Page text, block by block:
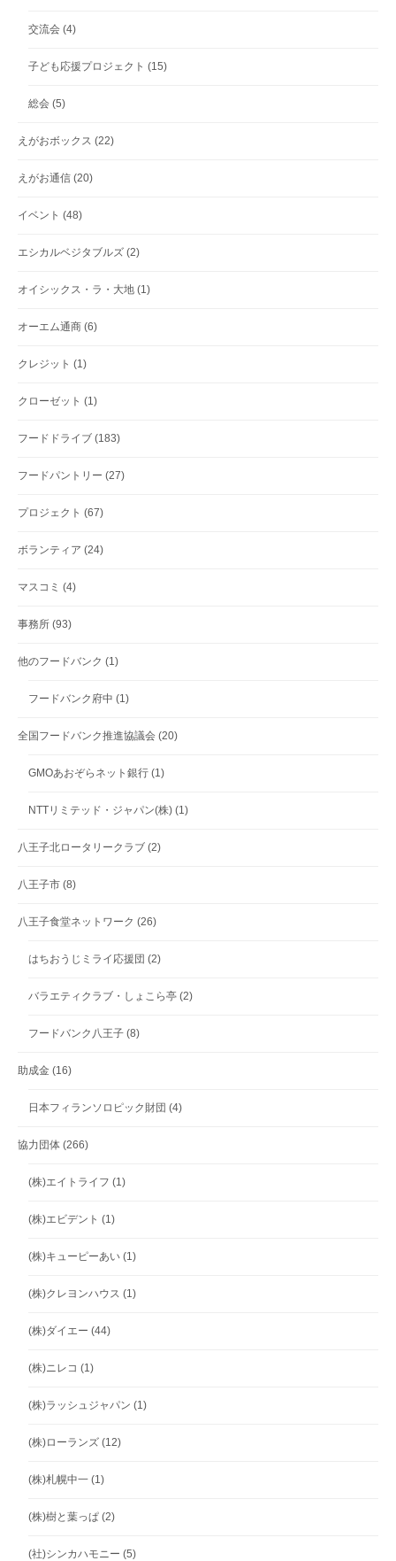
交流会 (4)
子ども応援プロジェクト (15)
総会 (5)
えがおボックス (22)
えがお通信 (20)
イベント (48)
エシカルベジタブルズ (2)
オイシックス・ラ・大地 (1)
オーエム通商 (6)
クレジット (1)
クローゼット (1)
フードドライブ (183)
フードパントリー (27)
プロジェクト (67)
ボランティア (24)
マスコミ (4)
事務所 (93)
他のフードバンク (1)
フードバンク府中 (1)
全国フードバンク推進協議会 (20)
GMOあおぞらネット銀行 (1)
NTTリミテッド・ジャパン(株) (1)
八王子北ロータリークラブ (2)
八王子市 (8)
八王子食堂ネットワーク (26)
はちおうじミライ応援団 (2)
バラエティクラブ・しょこら亭 (2)
フードバンク八王子 (8)
助成金 (16)
日本フィランソロピック財団 (4)
協力団体 (266)
(株)エイトライフ (1)
(株)エビデント (1)
(株)キューピーあい (1)
(株)クレヨンハウス (1)
(株)ダイエー (44)
(株)ニレコ (1)
(株)ラッシュジャパン (1)
(株)ローランズ (12)
(株)札幌中一 (1)
(株)樹と葉っぱ (2)
(社)シンカハモニー (5)